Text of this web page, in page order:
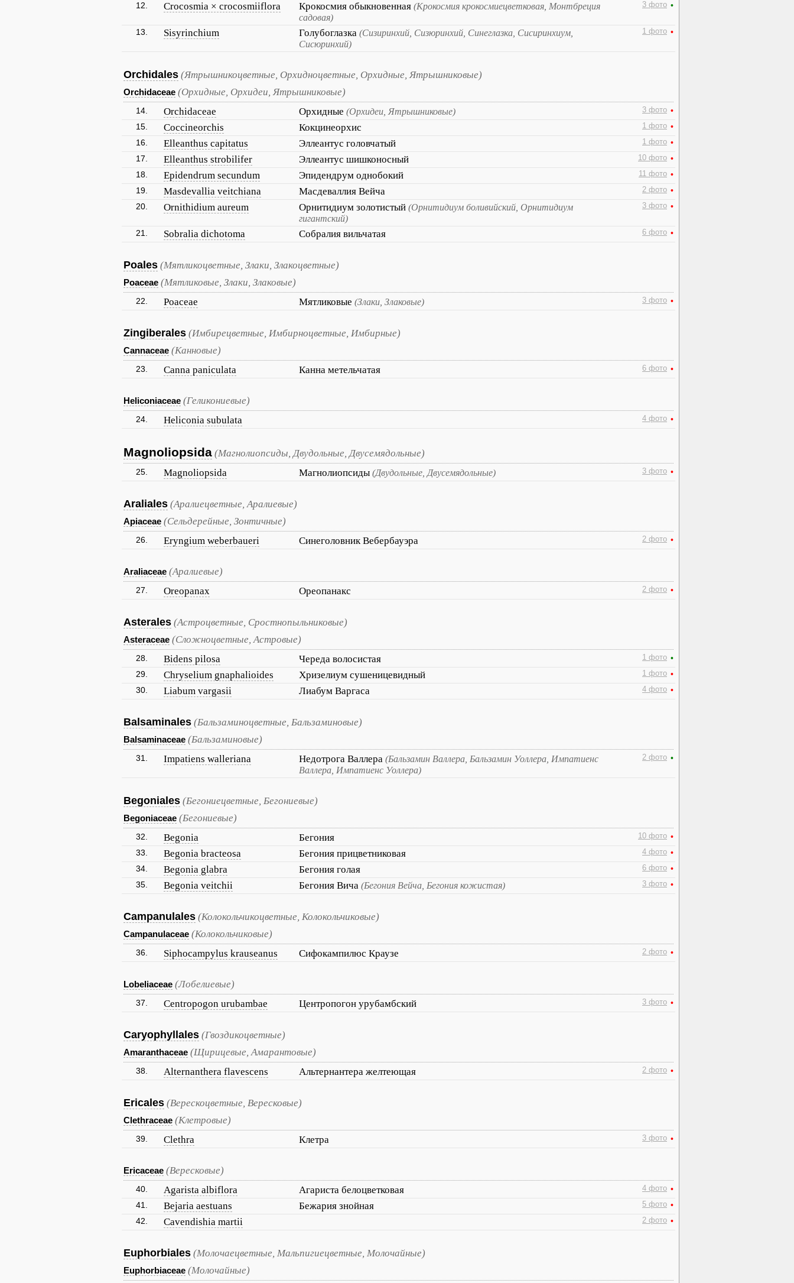
12. Crocosmia × crocosmiiflora Крокосмия обыкновенная (Крокосмия крокосмиецветковая, Монтбреция
садовая)
3 фото •
13. Sisyrinchium Голубоглазка (Сизиринхий, Сизюринхий, Синеглазка, Сисиринхиум,
Сисюринхий)
1 фото •
Orchidales (Ятрышникоцветные, Орхидноцветные, Орхидные, Ятрышниковые)
Orchidaceae (Орхидные, Орхидеи, Ятрышниковые)
14. Orchidaceae Орхидные (Орхидеи, Ятрышниковые) 3 фото •
15.
Coccineorchis Кокцинеорхис 1 фото •
16.
Elleanthus capitatus Эллеантус головчатый 1 фото •
17.
Elleanthus strobilifer Эллеантус шишконосный 10 фото •
18.
Epidendrum secundum Эпидендрум однобокий 11 фото •
19.
Masdevallia veitchiana Масдеваллия Вейча 2 фото •
20.
Ornithidium aureum Орнитидиум золотистый (Орнитидиум боливийский, Орнитидиум
гигантский)
3 фото •
21. Sobralia dichotoma Собралия вильчатая 6 фото •
Poales (Мятликоцветные, Злаки, Злакоцветные)
Poaceae (Мятликовые, Злаки, Злаковые)
22. Poaceae Мятликовые (Злаки, Злаковые) 3 фото •
Zingiberales (Имбирецветные, Имбирноцветные, Имбирные)
Cannaceae (Канновые)
23. Canna paniculata Канна метельчатая 6 фото •
Heliconiaceae (Геликониевые)
24. Heliconia subulata 4 фото •
Magnoliopsida (Магнолиопсиды, Двудольные, Двусемядольные)
25. Magnoliopsida Магнолиопсиды (Двудольные, Двусемядольные) 3 фото •
Araliales (Аралиецветные, Аралиевые)
Apiaceae (Сельдерейные, Зонтичные)
26. Eryngium weberbaueri Синеголовник Вебербауэра 2 фото •
Araliaceae (Аралиевые)
27. Oreopanax Ореопанакс 2 фото •
Asterales (Астроцветные, Сростнопыльниковые)
Asteraceae (Сложноцветные, Астровые)
28. Bidens pilosa Череда волосистая 1 фото •
29.
Chryselium gnaphalioides Хризелиум сушеницевидный 1 фото •
30.
Liabum vargasii Лиабум Варгаса 4 фото •
Balsaminales (Бальзаминоцветные, Бальзаминовые)
Balsaminaceae (Бальзаминовые)
31. Impatiens walleriana Недотрога Валлера (Бальзамин Валлера, Бальзамин Уоллера, Импатиенс
Валлера, Импатиенс Уоллера)
2 фото •
Begoniales (Бегониецветные, Бегониевые)
Begoniaceae (Бегониевые)
32. Begonia Бегония 10 фото •
33.
Begonia bracteosa Бегония прицветниковая 4 фото •
34.
Begonia glabra Бегония голая 6 фото •
35.
Begonia veitchii Бегония Вича (Бегония Вейча, Бегония кожистая) 3 фото •
Campanulales (Колокольчикоцветные, Колокольчиковые)
Campanulaceae (Колокольчиковые)
36. Siphocampylus krauseanus Сифокампилюс Краузе 2 фото •
Lobeliaceae (Лобелиевые)
37. Centropogon urubambae Центропогон урубамбский 3 фото •
Caryophyllales (Гвоздикоцветные)
Amaranthaceae (Щирицевые, Амарантовые)
38. Alternanthera flavescens Альтернантера желтеющая 2 фото •
Ericales (Верескоцветные, Вересковые)
Clethraceae (Клетровые)
39. Clethra Клетра 3 фото •
Ericaceae (Вересковые)
40. Agarista albiflora Агариста белоцветковая 4 фото •
41.
Bejaria aestuans Бежария знойная 5 фото •
42.
Cavendishia martii 2 фото •
Euphorbiales (Молочаецветные, Мальпигиецветные, Молочайные)
Euphorbiaceae (Молочайные)